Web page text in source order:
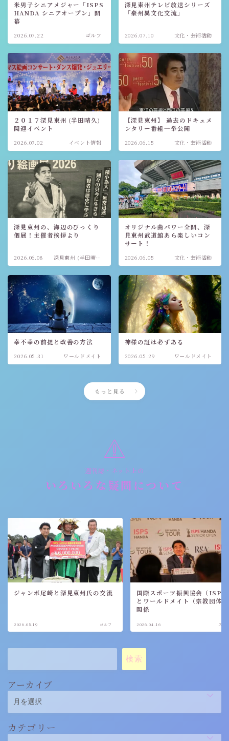
米男子シニアメジャー「ISPS
HANDA シニアオープン」開
幕
2026.07.22 ゴルフ
深見東州テレビ放送シリーズ
「豪州異文化交流」
2026.07.10 文化・芸術活動
２０１７深見東州 (半田晴久)
関連イベント
2026.07.02 イベント情報
【深見東州】 過去のドキュメ
ンタリー番組一挙公開
2026.06.15 文化・芸術活動
深見東州の、海辺のびっくり
個展！主催者挨拶より
2026.06.08
深見東州 (半田晴
久)
オリジナル曲パワー全開、深
見東州武道館あら楽しいコン
サート！
2026.06.05 文化・芸術活動
幸不幸の前提と改善の方法
2026.05.31 ワールドメイト
神様の証は必ずある
2026.05.29 ワールドメイト
もっと見る
週刊誌・ネット上の
いろいろな疑問について
ジャンボ尾崎と深見東州氏の交流
2026.05.19 ゴルフ
国際スポーツ振興協会（ISPS
とワールドメイト（宗教団体
関係
2026.04.16 スポ
検索
アーカイブ
カテゴリー